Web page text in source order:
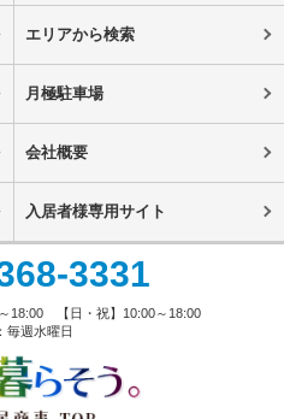
エリアから検索
月極駐車場
会社概要
入居者様専用サイト
3331
18:00 【日・祝】10:00～18:00
毎週水曜日